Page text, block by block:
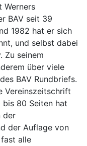
Werners
BAV seit 39
1982 hat er sich
und selbst dabei
Zu seinem
über viele
BAV Rundbriefs.
Vereinszeitschrift
80 Seiten hat
der
der Auflage von
alle